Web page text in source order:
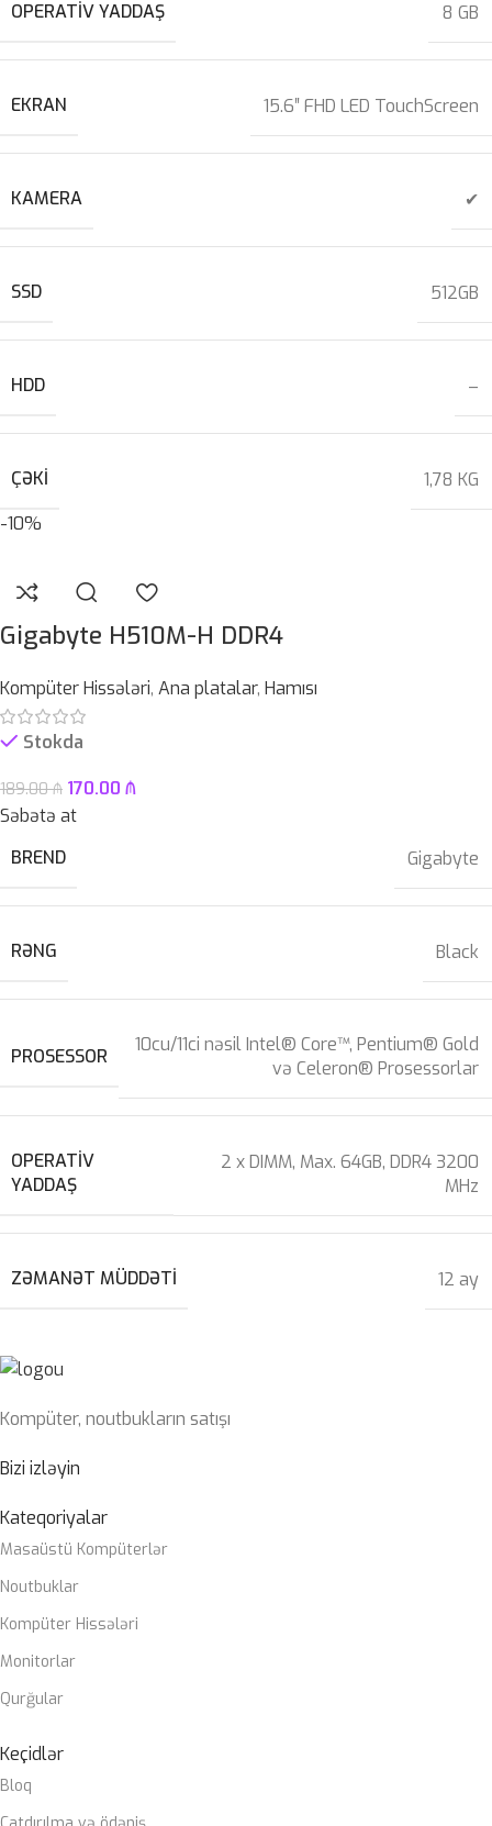
OPERATIV YADDAŞ 8 GB
EKRAN 15.6″ FHD LED TouchScreen
KAMERA ✔
SSD 512GB
HDD –
ÇƏKI
1,78 KG
-10%
Gigabyte H510M-H DDR4
Kompüter Hissələri, Ana platalar, Hamısı
Stokda
189.00₼ 170.00 ₼
Səbətə at
BREND
Gigabyte
RƏNG Black
PROSESSOR
10cu/11ci nəsil Intel® Core™, Pentium® Gold
və Celeron® Prosessorlar
OPERATIV
YADDAŞ
2 x DIMM, Max. 64GB, DDR4 3200
MHz
ZƏMANƏT MÜDDƏTI 12 ay
Kompüter, noutbukların satışı
Bizi izləyin
Kateqoriyalar
Masaüstü Kompüterlər
Noutbuklar
Kompüter Hissələri
Monitorlar
Qurğular
Keçidlər
Bloq